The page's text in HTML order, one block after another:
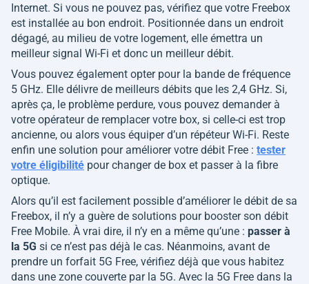
Internet. Si vous ne pouvez pas, vérifiez que votre Freebox
est installée au bon endroit. Positionnée dans un endroit
dégagé, au milieu de votre logement, elle émettra un
meilleur signal Wi-Fi et donc un meilleur débit.
Vous pouvez également opter pour la bande de fréquence
5 GHz. Elle délivre de meilleurs débits que les 2,4 GHz. Si,
après ça, le problème perdure, vous pouvez demander à
votre opérateur de remplacer votre box, si celle-ci est trop
ancienne, ou alors vous équiper d’un répéteur Wi-Fi. Reste
enfin une solution pour améliorer votre débit Free : tester
votre éligibilité pour changer de box et passer à la fibre
optique.
Alors qu’il est facilement possible d’améliorer le débit de sa
Freebox, il n’y a guère de solutions pour booster son débit
Free Mobile. À vrai dire, il n’y en a même qu’une : passer à
la 5G si ce n’est pas déjà le cas. Néanmoins, avant de
prendre un forfait 5G Free, vérifiez déjà que vous habitez
dans une zone couverte par la 5G. Avec la 5G Free dans la